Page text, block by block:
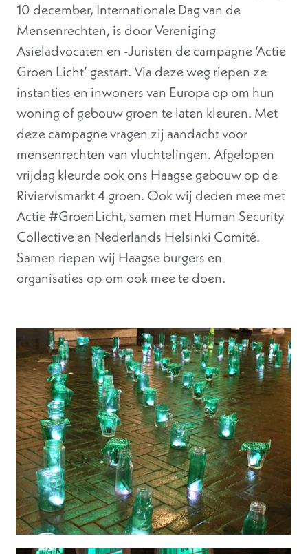
10 december, Internationale Dag van de
Mensenrechten, is door Vereniging
Asieladvocaten en -Juristen de campagne ‘Actie
Groen Licht’ gestart. Via deze weg riepen ze
instanties en inwoners van Europa op om hun
woning of gebouw groen te laten kleuren. Met
deze campagne vragen zij aandacht voor
mensenrechten van vluchtelingen. Afgelopen
vrijdag kleurde ook ons Haagse gebouw op de
Riviervismarkt 4 groen. Ook wij deden mee met
Actie #GroenLicht, samen met Human Security
Collective en Nederlands Helsinki Comité.
Samen riepen wij Haagse burgers en
organisaties op om ook mee te doen.